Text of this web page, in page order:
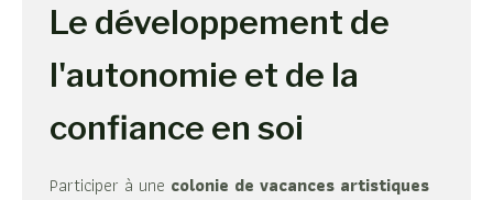
Le développement de
l'autonomie et de la
confiance en soi
Participer à une colonie de vacances artistiques